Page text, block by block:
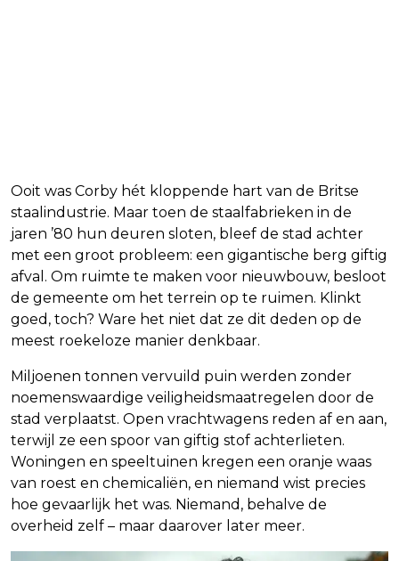
Ooit was Corby hét kloppende hart van de Britse
staalindustrie. Maar toen de staalfabrieken in de
jaren ’80 hun deuren sloten, bleef de stad achter
met een groot probleem: een gigantische berg giftig
afval. Om ruimte te maken voor nieuwbouw, besloot
de gemeente om het terrein op te ruimen. Klinkt
goed, toch? Ware het niet dat ze dit deden op de
meest roekeloze manier denkbaar.
Miljoenen tonnen vervuild puin werden zonder
noemenswaardige veiligheidsmaatregelen door de
stad verplaatst. Open vrachtwagens reden af en aan,
terwijl ze een spoor van giftig stof achterlieten.
Woningen en speeltuinen kregen een oranje waas
van roest en chemicaliën, en niemand wist precies
hoe gevaarlijk het was. Niemand, behalve de
overheid zelf – maar daarover later meer.